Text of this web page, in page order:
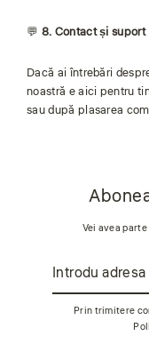
💬 8. Contact și suport
Dacă ai întrebări
noastră e aici pentru
sau după plasarea
Vei avea
adresa
Prin trimitere